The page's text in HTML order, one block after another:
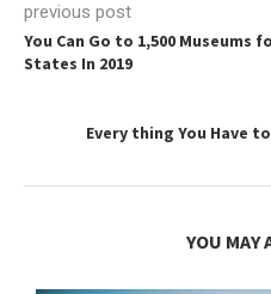
previous post
You Can Go to 1,500 Museums
States In 2019
Every thing You Have
YOU MAY